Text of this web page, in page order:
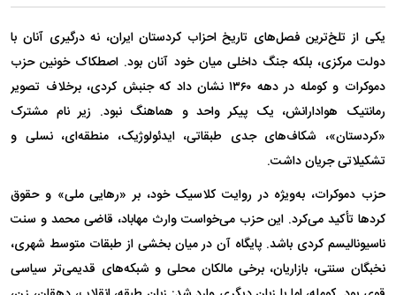
یکی از تلخ‌ترین فصل‌های تاریخ احزاب کردستان ایران، نه درگیری آنان با
دولت مرکزی، بلکه جنگ داخلی میان خود آنان بود. اصطکاک خونین حزب
دموکرات و کومله در دهه ۱۳۶۰ نشان داد که جنبش کردی، برخلاف تصویر
رمانتیک هوادارانش، یک پیکر واحد و هماهنگ نبود. زیر نام مشترک
«کردستان»، شکاف‌های جدی طبقاتی، ایدئولوژیک، منطقه‌ای، نسلی و
تشکیلاتی جریان داشت.
حزب دموکرات، به‌ویژه در روایت کلاسیک خود، بر «رهایی ملی» و حقوق
کرد‌ها تأکید می‌کرد. این حزب می‌خواست وارث مهاباد، قاضی محمد و سنت
ناسیونالیسم کردی باشد. پایگاه آن در میان بخشی از طبقات متوسط شهری،
نخبگان سنتی، بازاریان، برخی مالکان محلی و شبکه‌های قدیمی‌تر سیاسی